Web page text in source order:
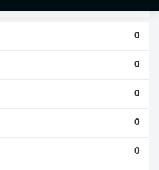
0
0
0
0
0